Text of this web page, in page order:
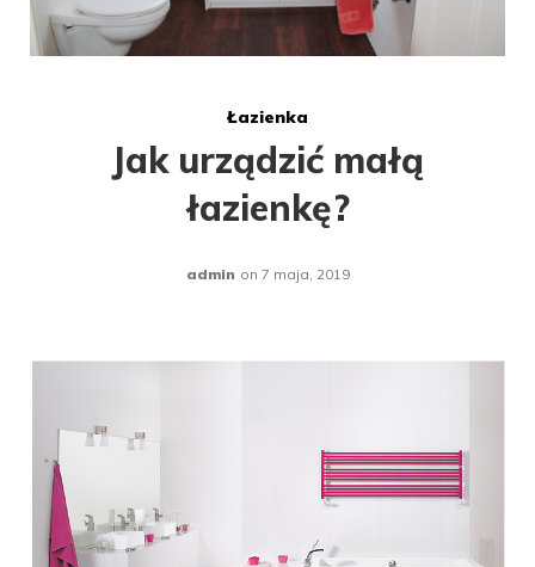
Łazienka
Jak urządzić małą
łazienkę?
admin on 7 maja, 2019